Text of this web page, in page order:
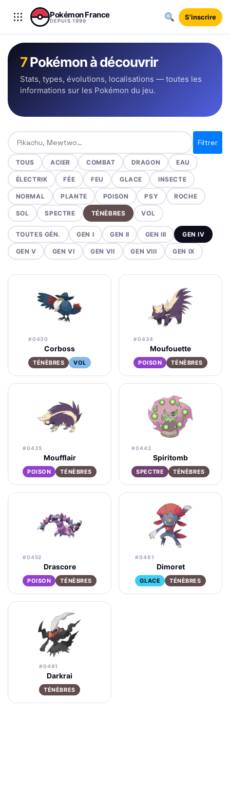
Aller au contenu
Pokémon France
DEPUIS 1999 S'inscrire
7Pokémon à découvrir
Stats, types, évolutions, localisations — toutes les
informations sur les Pokémon du jeu.
Rechercher un Pokémon
Filtrer
TOUS ACIER COMBAT DRAGON EAU
ÉLECTRIK FÉE FEU GLACE INSECTE
NORMAL PLANTE POISON PSY ROCHE
SOL SPECTRE TÉNÈBRES VOL
TOUTES GÉN. GEN I GEN II GEN III GEN IV
GEN V GEN VI GEN VII GEN VIII GEN IX
#0430
Corboss
TÉNÈBRES VOL
#0434
Moufouette
POISON TÉNÈBRES
#0435
Moufflair
POISON TÉNÈBRES
#0442
Spiritomb
SPECTRE TÉNÈBRES
#0452
Drascore
POISON TÉNÈBRES
#0461
Dimoret
GLACE TÉNÈBRES
#0491
Darkrai
TÉNÈBRES